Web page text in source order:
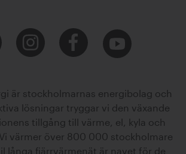
Sara Duse
är stockholmarnas energibolag och
lösningar tryggar vi den växande
tillgång till värme, el, kyla och
värmer över 800 000 stockholmare
långa fjärrvärmenät är navet för de